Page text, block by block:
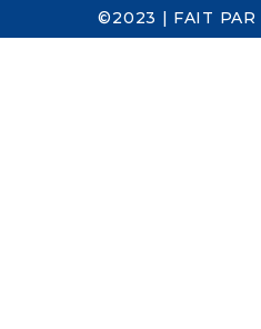
©2023 | FAIT PAR